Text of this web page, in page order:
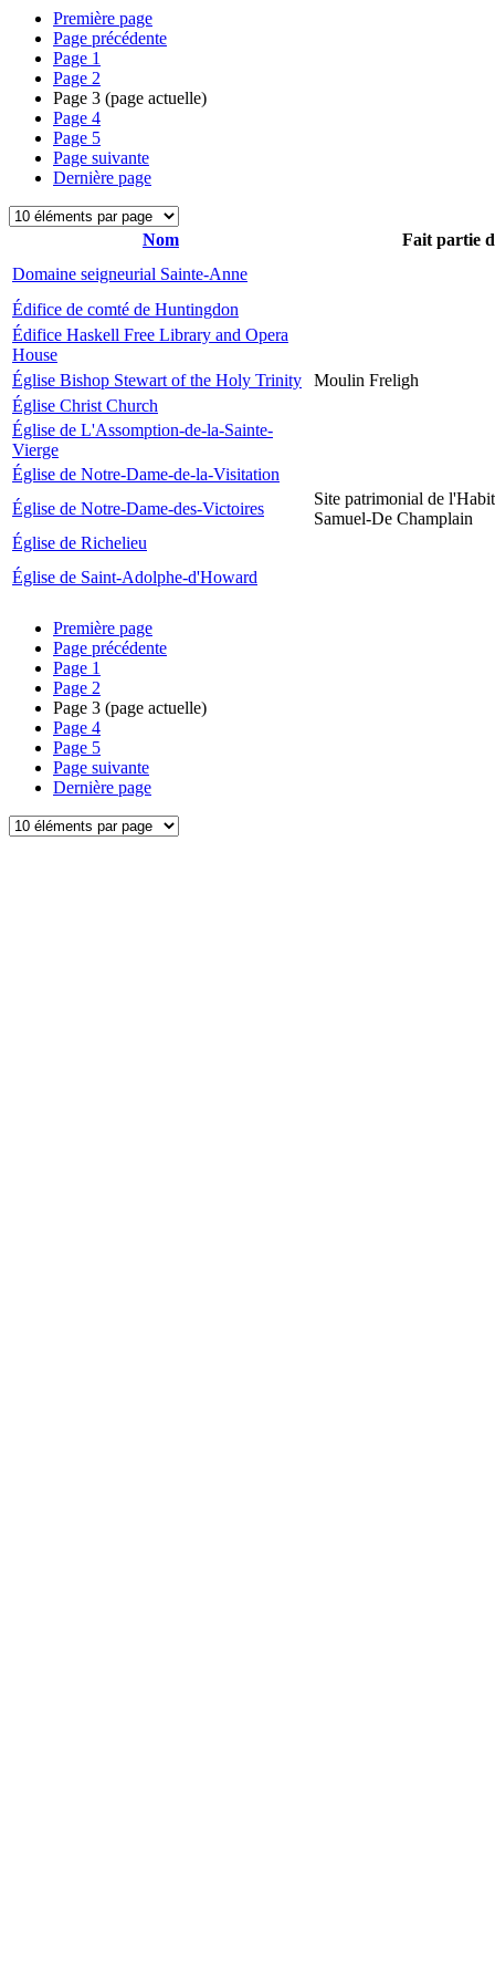
Première page
Page précédente
Page 1
Page 2
Page 3 (page actuelle)
Page 4
Page 5
Page suivante
Dernière page
Nom
Fait partie
Domaine seigneurial Sainte-Anne
Édifice de comté de Huntingdon
Édifice Haskell Free Library and Opera
House
Église Bishop Stewart of the Holy Trinity
Moulin Freligh
Église Christ Church
Église de L'Assomption-de-la-Sainte-
Vierge
Église de Notre-Dame-de-la-Visitation
Église de Notre-Dame-des-Victoires
Site patrimonial de
Samuel-De Champlain
Église de Richelieu
Église de Saint-Adolphe-d'Howard
Première page
Page précédente
Page 1
Page 2
Page 3 (page actuelle)
Page 4
Page 5
Page suivante
Dernière page